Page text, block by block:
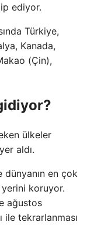
ediyor.
Türkiye,
Kanada,
(Çin),
ülkeler
aldı.
dünyanın en çok
yerini koruyor.
ağustos
ile tekrarlanması